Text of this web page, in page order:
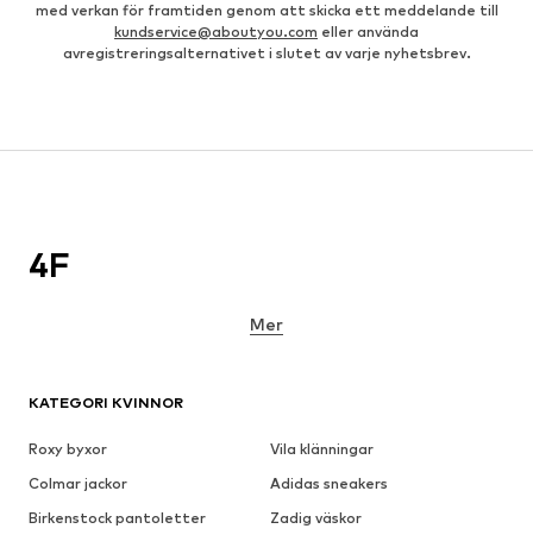
med verkan för framtiden genom att skicka ett meddelande till
kundservice@aboutyou.com eller använda
avregistreringsalternativet i slutet av varje nyhetsbrev.
KATEGORI KVINNOR
Roxy byxor
Vila klänningar
Colmar jackor
Adidas sneakers
Birkenstock pantoletter
Zadig väskor
4F
Mer